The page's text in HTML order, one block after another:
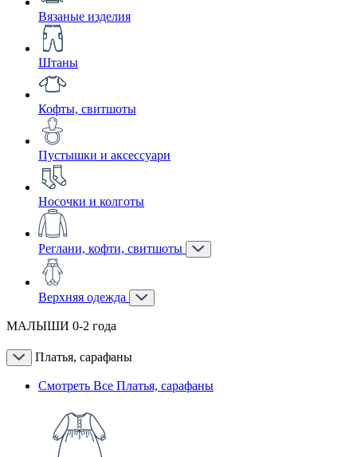
Вязаные изделия
Штаны
Кофты, свитшоты
Пустышки и аксессуари
Носочки и колготы
Реглани, кофти, свитшоты
Верхняя одежда
МАЛЫШИ 0-2 года
Платья, сарафаны
Смотреть Все Платья, сарафаны